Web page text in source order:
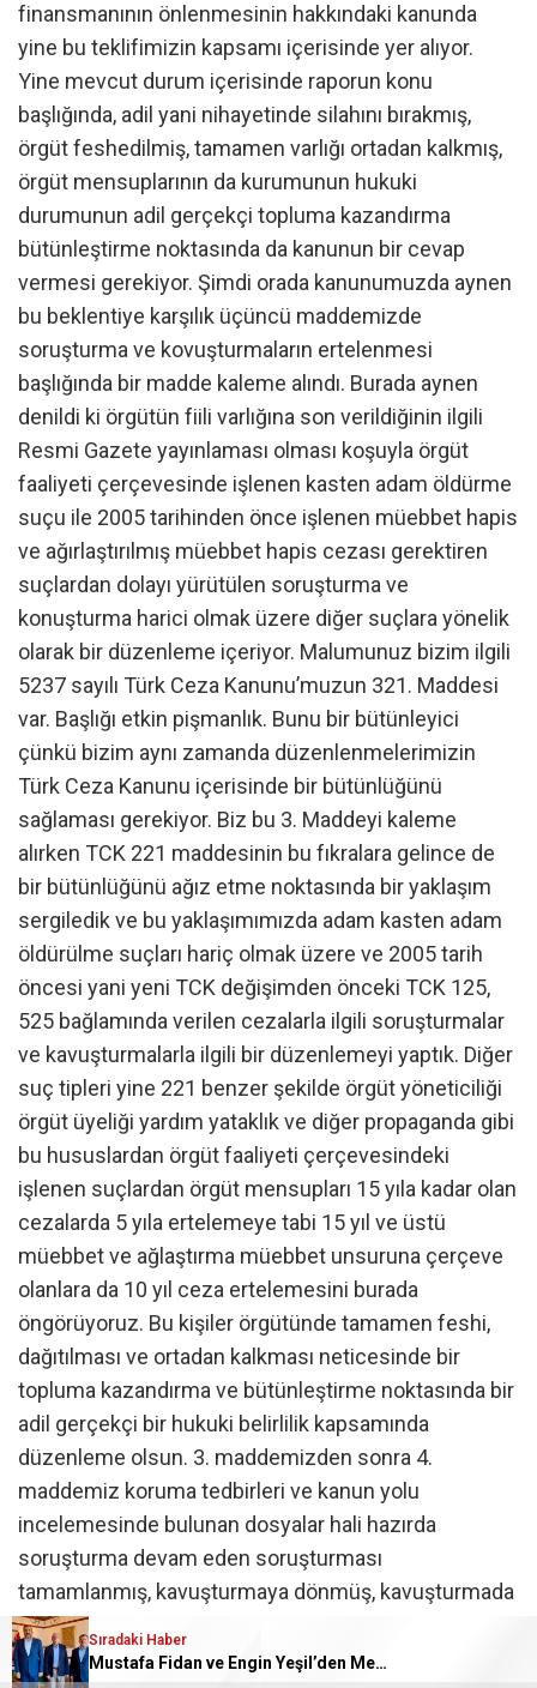
finansmanının önlenmesinin hakkındaki kanunda
yine bu teklifimizin kapsamı içerisinde yer alıyor.
Yine mevcut durum içerisinde raporun konu
başlığında, adil yani nihayetinde silahını bırakmış,
örgüt feshedilmiş, tamamen varlığı ortadan kalkmış,
örgüt mensuplarının da kurumunun hukuki
durumunun adil gerçekçi topluma kazandırma
bütünleştirme noktasında da kanunun bir cevap
vermesi gerekiyor. Şimdi orada kanunumuzda aynen
bu beklentiye karşılık üçüncü maddemizde
soruşturma ve kovuşturmaların ertelenmesi
başlığında bir madde kaleme alındı. Burada aynen
denildi ki örgütün fiili varlığına son verildiğinin ilgili
Resmi Gazete yayınlaması olması koşuyla örgüt
faaliyeti çerçevesinde işlenen kasten adam öldürme
suçu ile 2005 tarihinden önce işlenen müebbet hapis
ve ağırlaştırılmış müebbet hapis cezası gerektiren
suçlardan dolayı yürütülen soruşturma ve
konuşturma harici olmak üzere diğer suçlara yönelik
olarak bir düzenleme içeriyor. Malumunuz bizim ilgili
5237 sayılı Türk Ceza Kanunu’muzun 321. Maddesi
var. Başlığı etkin pişmanlık. Bunu bir bütünleyici
çünkü bizim aynı zamanda düzenlenmelerimizin
Türk Ceza Kanunu içerisinde bir bütünlüğünü
sağlaması gerekiyor. Biz bu 3. Maddeyi kaleme
alırken TCK 221 maddesinin bu fıkralara gelince de
bir bütünlüğünü ağız etme noktasında bir yaklaşım
sergiledik ve bu yaklaşımımızda adam kasten adam
öldürülme suçları hariç olmak üzere ve 2005 tarih
öncesi yani yeni TCK değişimden önceki TCK 125,
525 bağlamında verilen cezalarla ilgili soruşturmalar
ve kavuşturmalarla ilgili bir düzenlemeyi yaptık. Diğer
suç tipleri yine 221 benzer şekilde örgüt yöneticiliği
örgüt üyeliği yardım yataklık ve diğer propaganda gibi
bu hususlardan örgüt faaliyeti çerçevesindeki
işlenen suçlardan örgüt mensupları 15 yıla kadar olan
cezalarda 5 yıla ertelemeye tabi 15 yıl ve üstü
müebbet ve ağlaştırma müebbet unsuruna çerçeve
olanlara da 10 yıl ceza ertelemesini burada
öngörüyoruz. Bu kişiler örgütünde tamamen feshi,
dağıtılması ve ortadan kalkması neticesinde bir
topluma kazandırma ve bütünleştirme noktasında bir
adil gerçekçi bir hukuki belirlilik kapsamında
düzenleme olsun. 3. maddemizden sonra 4.
maddemiz koruma tedbirleri ve kanun yolu
incelemesinde bulunan dosyalar hali hazırda
soruşturma devam eden soruşturması
tamamlanmış, kavuşturmaya dönmüş, kavuşturmada
istinafta gerekçesi onanmış, yerel mahkeme kararı
vermiş, Yargıtay safahatı olan dosyalar var. 3. madde
Sıradaki Haber
Mustafa Fidan ve Engin Yeşil’den Mehmet Mehdi Eker’e Ziyaret